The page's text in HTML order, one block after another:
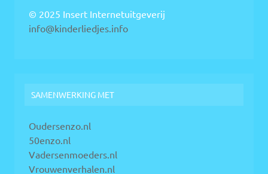
© 2025 Insert Internetuitgeverij
info@kinderliedjes.info
SAMENWERKING MET
Oudersenzo.nl
50enzo.nl
Vadersenmoeders.nl
Vrouwenverhalen.nl